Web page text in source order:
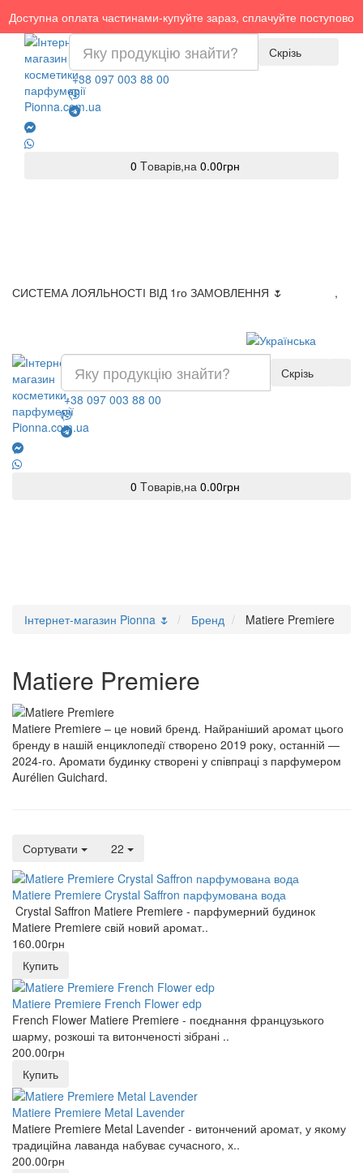
Доступна оплата частинами-купуйте зараз, сплачуйте поступово
Скрізь
+38 097 003 88 00
0 Tоварів,на 0.00грн
СИСТЕМА ЛОЯЛЬНОСТІ ВІД 1го ЗАМОВЛЕННЯ 🌷
,
Скрізь
+38 097 003 88 00
0 Tоварів,на 0.00грн
Інтернет-магазин Pionna 🌷 Бренд Matiere Premiere
Matiere Premiere
Matiere Premiere – це новий бренд. Найраніший аромат цього
бренду в нашій енциклопедії створено 2019 року, останній —
2024-го. Аромати будинку створені у співпраці з парфумером
Aurélien Guichard.
Сортувати 22
Matiere Premiere Crystal Saffron парфумована вода
Crystal Saffron Matiere Premiere - парфумерний будинок
Matiere Premiere свій новий аромат..
160.00грн
Купить
Matiere Premiere French Flower edp
French Flower Matiere Premiere - поєднання французького
шарму, розкоші та витонченості зібрані ..
200.00грн
Купить
Matiere Premiere Metal Lavender
Matiere Premiere Metal Lavender - витончений аромат, у якому
традиційна лаванда набуває сучасного, х..
200.00грн